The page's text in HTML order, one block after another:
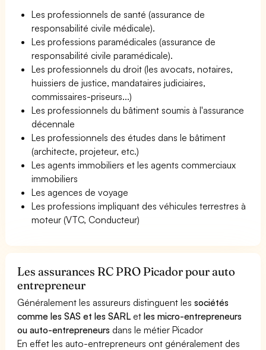
Les professionnels de santé (assurance de
responsabilité civile médicale).
Les professions paramédicales (assurance de
responsabilité civile paramédicale).
Les professionnels du droit (les avocats, notaires,
huissiers de justice, mandataires judiciaires,
commissaires-priseurs...)
Les professionnels du bâtiment soumis à l'assurance
décennale
Les professionnels des études dans le bâtiment
(architecte, projeteur, etc.)
Les agents immobiliers et les agents commerciaux
immobiliers
Les agences de voyage
Les professions impliquant des véhicules terrestres à
moteur (VTC, Conducteur)
Les assurances RC PRO Picador pour auto
entrepreneur
Généralement les assureurs distinguent lessociétés
comme les SAS et les SARL etles micro-entrepreneurs
ou auto-entrepreneurs dans le métier Picador
En effet les auto-entrepreneurs ont généralement des